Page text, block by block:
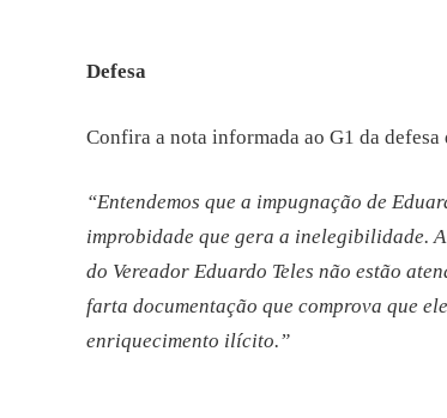
Defesa
Confira a nota informada ao G1 da defesa
“Entendemos que a impugnação de
improbidade que gera a inelegibilidade.
do Vereador Eduardo Teles não estão
farta documentação que comprova que
enriquecimento ilícito.”